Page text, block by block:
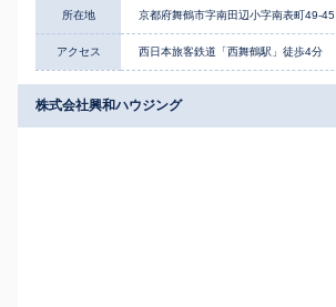
所在地 京都府舞鶴市字南田辺小字南表町49-45
アクセス 西日本旅客鉄道「西舞鶴駅」徒歩4分
株式会社興和ハウジング